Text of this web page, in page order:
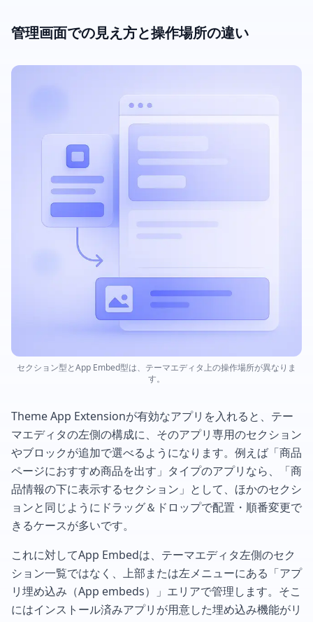
管理画面での見え方と操作場所の違い
セクション型とApp Embed型は、テーマエディタ上の操作場所が異なりま
す。
Theme App Extensionが有効なアプリを入れると、テー
マエディタの左側の構成に、そのアプリ専用のセクション
やブロックが追加で選べるようになります。例えば「商品
ページにおすすめ商品を出す」タイプのアプリなら、「商
品情報の下に表示するセクション」として、ほかのセクシ
ョンと同じようにドラッグ＆ドロップで配置・順番変更で
きるケースが多いです。
これに対してApp Embedは、テーマエディタ左側のセク
ション一覧ではなく、上部または左メニューにある「アプ
リ埋め込み（App embeds）」エリアで管理します。そこ
にはインストール済みアプリが用意した埋め込み機能がリ